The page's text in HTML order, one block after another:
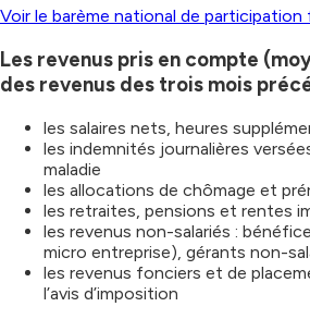
Voir le barème national de participation
Les revenus pris en compte
des revenus des trois mois
les salaires nets, heures
les indemnités journalières
maladie
les allocations de chômage et
les retraites, pensions et rentes
les revenus non-salariés :
micro entreprise), gérants non-
les revenus fonciers et de
l’avis d’imposition